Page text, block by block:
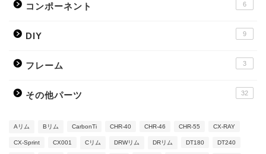
コンポーネント 6
DIY 9
フレーム 3
その他パーツ 32
Aリム Bリム CarbonTi CHR-40 CHR-46 CHR-55 CX-RAY
CX-Sprint CX001 Cリム DRWリム DRリム DT180 DT240